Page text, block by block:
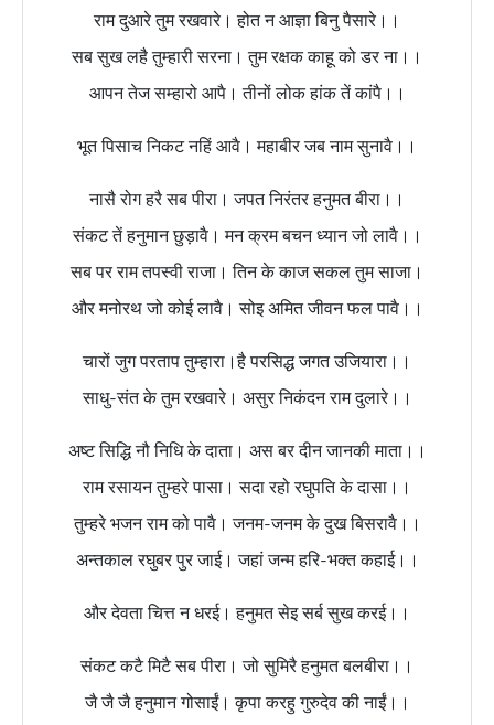
राम दुआरे तुम रखवारे। होत न आज्ञा बिनु पैसारे।।
सब सुख लहै तुम्हारी सरना। तुम रक्षक काहू को डर ना।।
आपन तेज सम्हारो आपै। तीनों लोक हांक तें कांपै।।
भूत पिसाच निकट नहिं आवै। महाबीर जब नाम सुनावै।।
नासै रोग हरै सब पीरा। जपत निरंतर हनुमत बीरा।।
संकट तें हनुमान छुड़ावै। मन क्रम बचन ध्यान जो लावै।।
सब पर राम तपस्वी राजा। तिन के काज सकल तुम साजा।
और मनोरथ जो कोई लावै। सोइ अमित जीवन फल पावै।।
चारों जुग परताप तुम्हारा।है परसिद्ध जगत उजियारा।।
साधु-संत के तुम रखवारे। असुर निकंदन राम दुलारे।।
अष्ट सिद्धि नौ निधि के दाता। अस बर दीन जानकी माता।।
राम रसायन तुम्हरे पासा। सदा रहो रघुपति के दासा।।
तुम्हरे भजन राम को पावै। जनम-जनम के दुख बिसरावै।।
अन्तकाल रघुबर पुर जाई। जहां जन्म हरि-भक्त कहाई।।
और देवता चित्त न धरई। हनुमत सेइ सर्ब सुख करई।।
संकट कटै मिटै सब पीरा। जो सुमिरै हनुमत बलबीरा।।
जै जै जै हनुमान गोसाईं। कृपा करहु गुरुदेव की नाईं।।